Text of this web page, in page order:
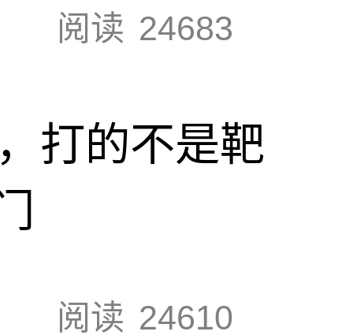
阅读 24683
打的不是靶
阅读 24610